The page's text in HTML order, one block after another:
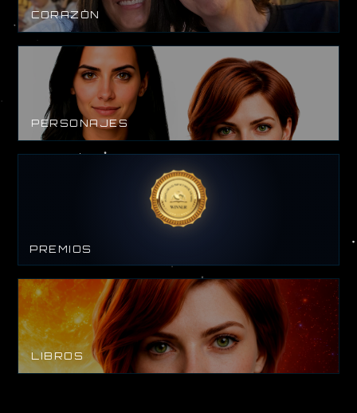
CORAZÓN
PERSONAJES
PREMIOS
LIBROS